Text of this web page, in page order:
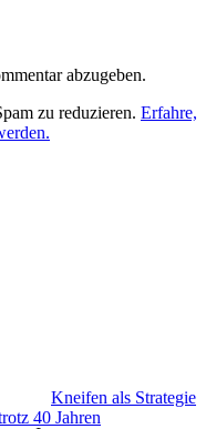
abzugeben.
zu reduzieren. Erfahre,
Kneifen als Strategie
40 Jahren